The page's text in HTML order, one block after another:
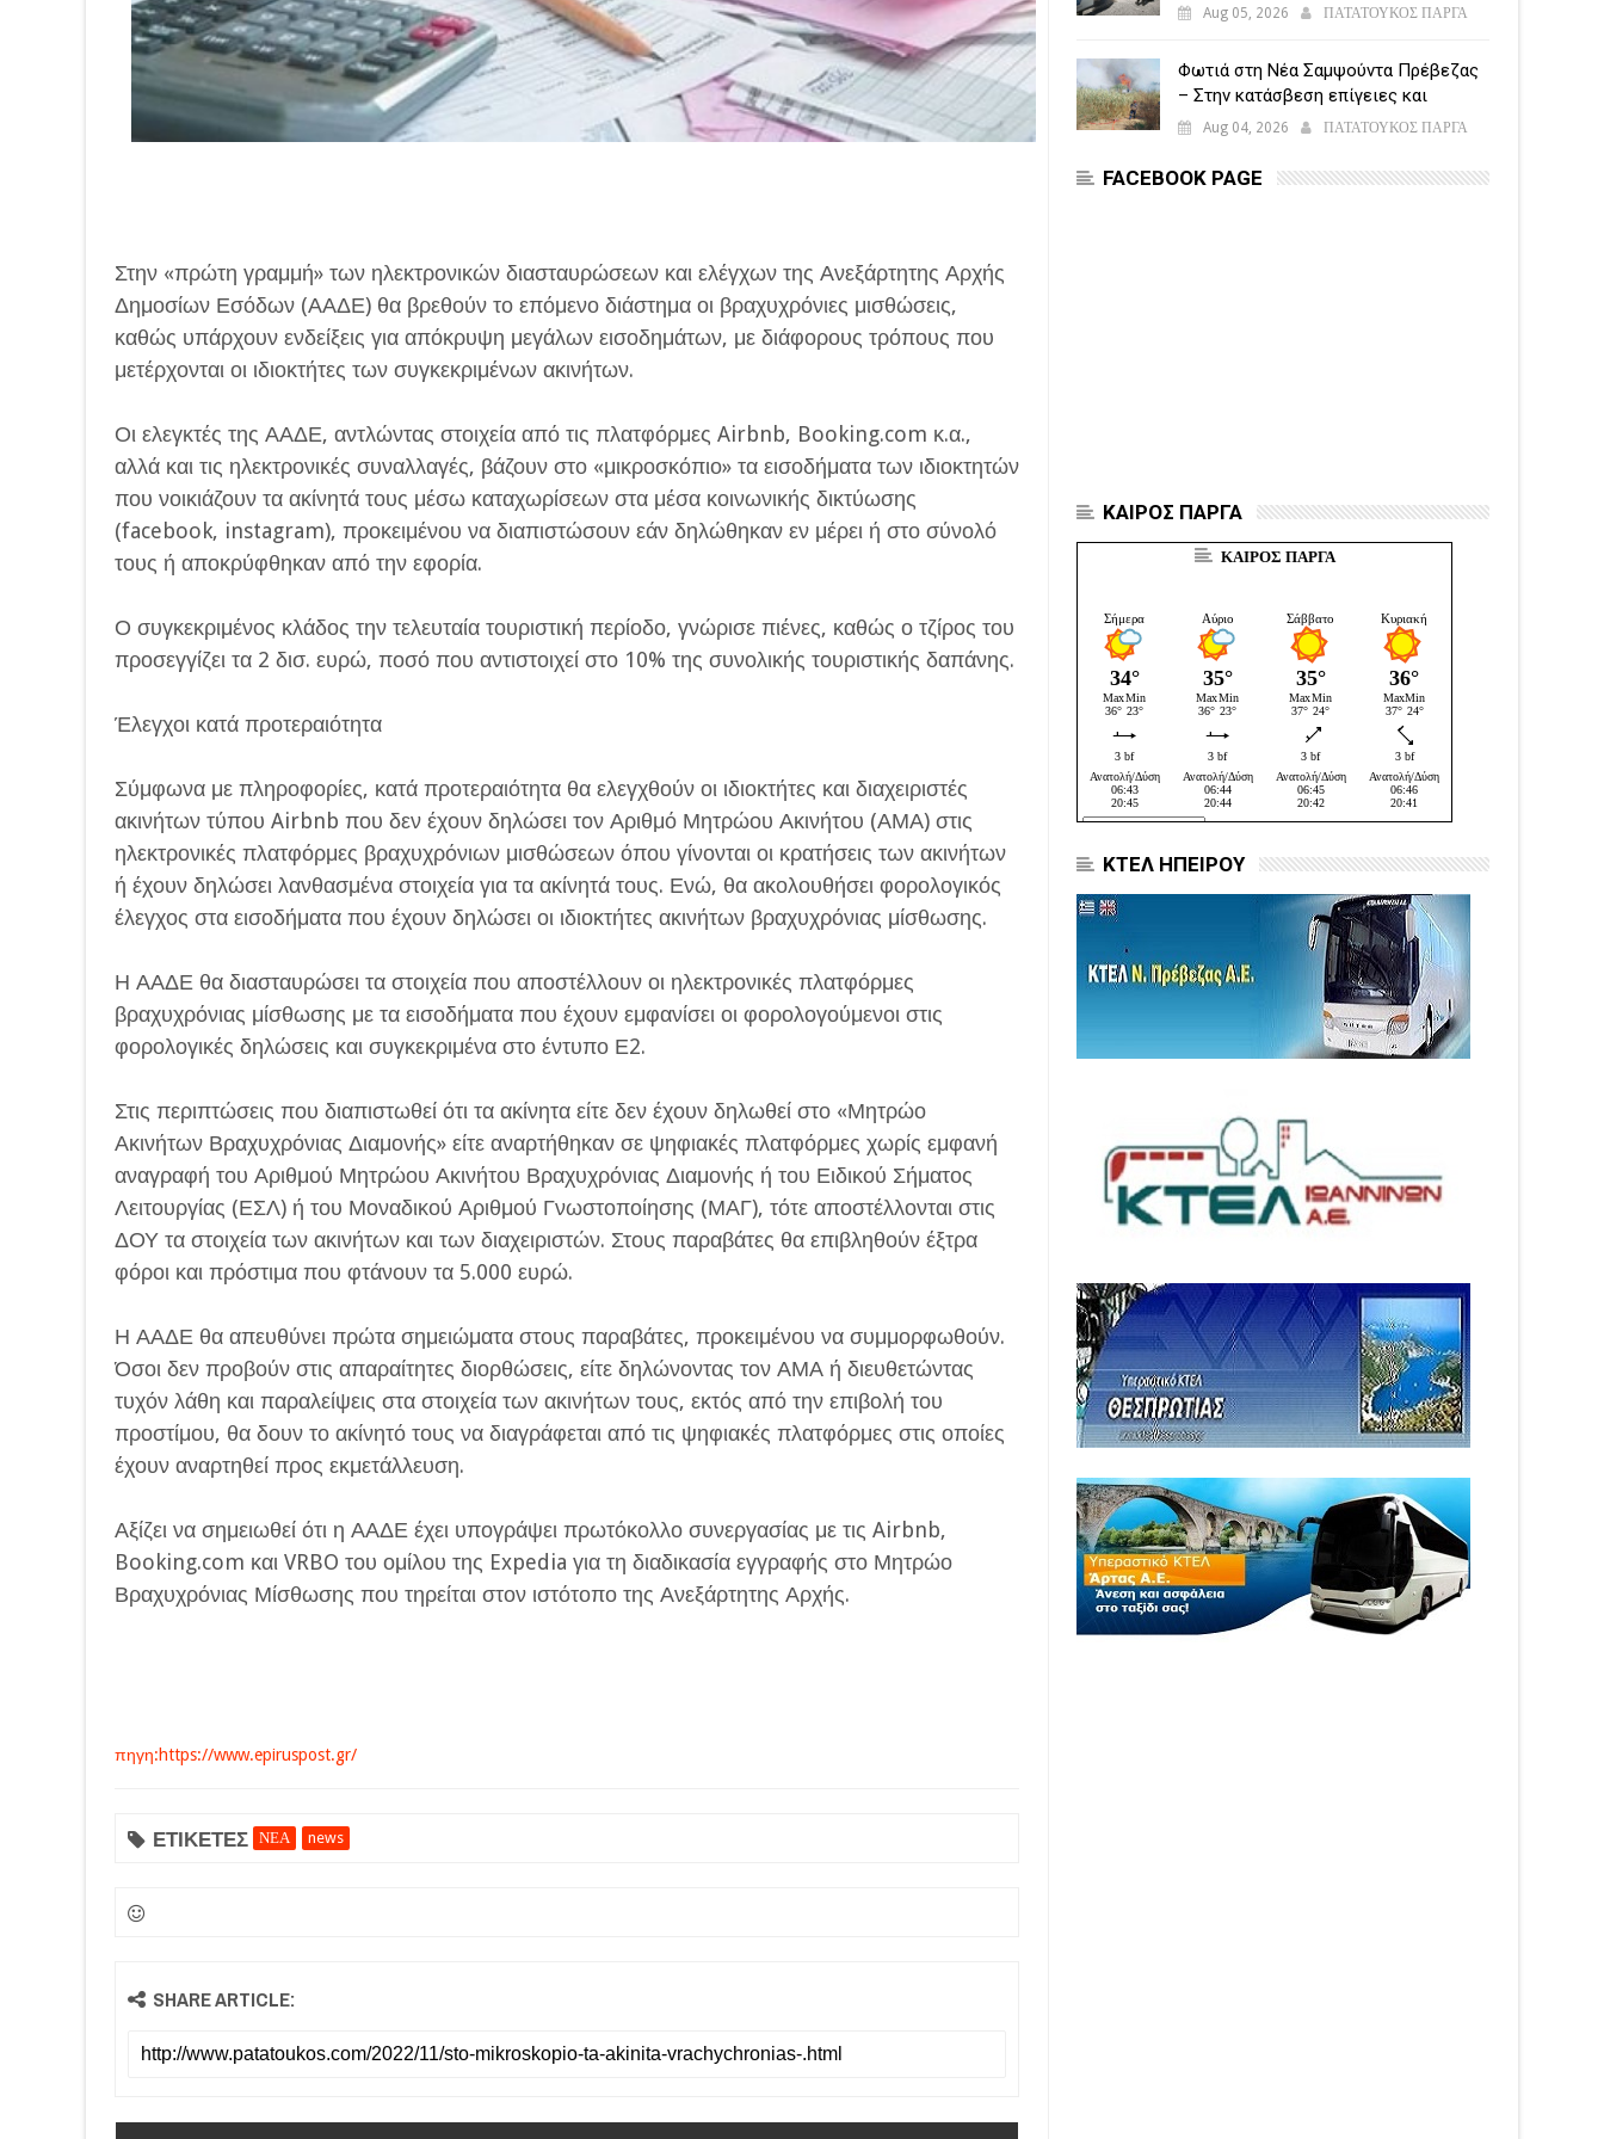
Στην «πρώτη γραμμή» των ηλεκτρονικών διασταυρώσεων και ελέγχων της Ανεξάρτητης Αρχής
Δημοσίων Εσόδων (ΑΑΔΕ) θα βρεθούν το επόμενο διάστημα οι βραχυχρόνιες μισθώσεις,
καθώς υπάρχουν ενδείξεις για απόκρυψη μεγάλων εισοδημάτων, με διάφορους τρόπους που
μετέρχονται οι ιδιοκτήτες των συγκεκριμένων ακινήτων.
Οι ελεγκτές της ΑΑΔΕ, αντλώντας στοιχεία από τις πλατφόρμες Airbnb, Booking.com κ.α.,
αλλά και τις ηλεκτρονικές συναλλαγές, βάζουν στο «μικροσκόπιο» τα εισοδήματα των ιδιοκτητών
που νοικιάζουν τα ακίνητά τους μέσω καταχωρίσεων στα μέσα κοινωνικής δικτύωσης
(facebook, instagram), προκειμένου να διαπιστώσουν εάν δηλώθηκαν εν μέρει ή στο σύνολό
τους ή αποκρύφθηκαν από την εφορία.
Ο συγκεκριμένος κλάδος την τελευταία τουριστική περίοδο, γνώρισε πιένες, καθώς ο τζίρος του
προσεγγίζει τα 2 δισ. ευρώ, ποσό που αντιστοιχεί στο 10% της συνολικής τουριστικής δαπάνης.
Έλεγχοι κατά προτεραιότητα
Σύμφωνα με πληροφορίες, κατά προτεραιότητα θα ελεγχθούν οι ιδιοκτήτες και διαχειριστές
ακινήτων τύπου Airbnb που δεν έχουν δηλώσει τον Αριθμό Μητρώου Ακινήτου (ΑΜΑ) στις
ηλεκτρονικές πλατφόρμες βραχυχρόνιων μισθώσεων όπου γίνονται οι κρατήσεις των ακινήτων
ή έχουν δηλώσει λανθασμένα στοιχεία για τα ακίνητά τους. Ενώ, θα ακολουθήσει φορολογικός
έλεγχος στα εισοδήματα που έχουν δηλώσει οι ιδιοκτήτες ακινήτων βραχυχρόνιας μίσθωσης.
Η ΑΑΔΕ θα διασταυρώσει τα στοιχεία που αποστέλλουν οι ηλεκτρονικές πλατφόρμες
βραχυχρόνιας μίσθωσης με τα εισοδήματα που έχουν εμφανίσει οι φορολογούμενοι στις
φορολογικές δηλώσεις και συγκεκριμένα στο έντυπο Ε2.
Στις περιπτώσεις που διαπιστωθεί ότι τα ακίνητα είτε δεν έχουν δηλωθεί στο «Μητρώο
Ακινήτων Βραχυχρόνιας Διαμονής» είτε αναρτήθηκαν σε ψηφιακές πλατφόρμες χωρίς εμφανή
αναγραφή του Αριθμού Μητρώου Ακινήτου Βραχυχρόνιας Διαμονής ή του Ειδικού Σήματος
Λειτουργίας (ΕΣΛ) ή του Μοναδικού Αριθμού Γνωστοποίησης (ΜΑΓ), τότε αποστέλλονται στις
ΔΟΥ τα στοιχεία των ακινήτων και των διαχειριστών. Στους παραβάτες θα επιβληθούν έξτρα
φόροι και πρόστιμα που φτάνουν τα 5.000 ευρώ.
Η ΑΑΔΕ θα απευθύνει πρώτα σημειώματα στους παραβάτες, προκειμένου να συμμορφωθούν.
Όσοι δεν προβούν στις απαραίτητες διορθώσεις, είτε δηλώνοντας τον ΑΜΑ ή διευθετώντας
τυχόν λάθη και παραλείψεις στα στοιχεία των ακινήτων τους, εκτός από την επιβολή του
προστίμου, θα δουν το ακίνητό τους να διαγράφεται από τις ψηφιακές πλατφόρμες στις οποίες
έχουν αναρτηθεί προς εκμετάλλευση.
Αξίζει να σημειωθεί ότι η ΑΑΔΕ έχει υπογράψει πρωτόκολλο συνεργασίας με τις Airbnb,
Booking.com και VRBO του ομίλου της Expedia για τη διαδικασία εγγραφής στο Μητρώο
Βραχυχρόνιας Μίσθωσης που τηρείται στον ιστότοπο της Ανεξάρτητης Αρχής.
πηγη:https://www.epiruspost.gr/
ΕΤΙΚΕΤΕΣ ΝΕΑ news
SHARE ARTICLE:
5.500 παραβάσεις
Aug 05, 2026 ΠΑΤΑΤΟΥΚΟΣ ΠΑΡΓΑ
Φωτιά στη Νέα Σαμψούντα Πρέβεζας
– Στην κατάσβεση επίγειες και
εναέριες δυνάμεις
Aug 04, 2026 ΠΑΤΑΤΟΥΚΟΣ ΠΑΡΓΑ
FACEBOOK PAGE
ΚΑΙΡΟΣ ΠΑΡΓΑ
ΚΑΙΡΟΣ ΠΑΡΓΑ
ΚΤΕΛ ΗΠΕΙΡΟΥ